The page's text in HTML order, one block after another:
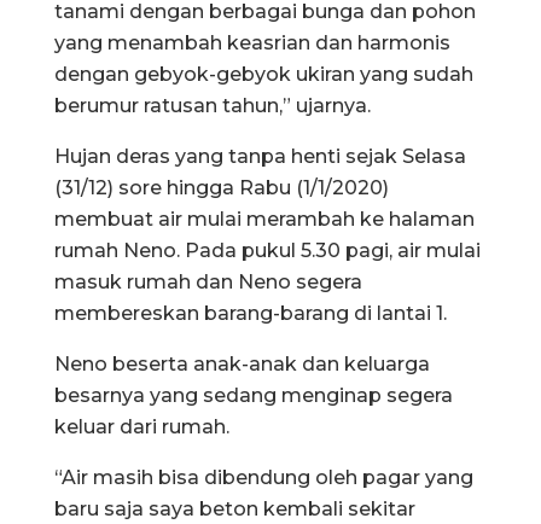
tanami dengan berbagai bunga dan pohon
yang menambah keasrian dan harmonis
dengan gebyok-gebyok ukiran yang sudah
berumur ratusan tahun,” ujarnya.
Hujan deras yang tanpa henti sejak Selasa
(31/12) sore hingga Rabu (1/1/2020)
membuat air mulai merambah ke halaman
rumah Neno. Pada pukul 5.30 pagi, air mulai
masuk rumah dan Neno segera
membereskan barang-barang di lantai 1.
Neno beserta anak-anak dan keluarga
besarnya yang sedang menginap segera
keluar dari rumah.
“Air masih bisa dibendung oleh pagar yang
baru saja saya beton kembali sekitar